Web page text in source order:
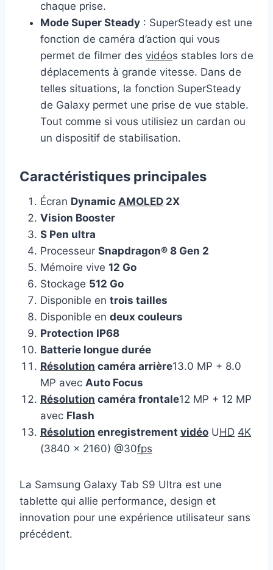
chaque prise.
Mode Super Steady : SuperSteady est une
fonction de caméra d’action qui vous
permet de filmer des vidéos stables lors de
déplacements à grande vitesse. Dans de
telles situations, la fonction SuperSteady
de Galaxy permet une prise de vue stable.
Tout comme si vous utilisiez un cardan ou
un dispositif de stabilisation.
Caractéristiques principales
Écran Dynamic AMOLED 2X
Vision Booster
S Pen ultra
Processeur Snapdragon® 8 Gen 2
Mémoire vive 12 Go
Stockage 512 Go
Disponible en trois tailles
Disponible en deux couleurs
Protection IP68
Batterie longue durée
Résolution caméra arrière13.0 MP + 8.0
MP avec Auto Focus
Résolution caméra frontale12 MP + 12 MP
avec Flash
Résolution enregistrement vidéo UHD 4K
(3840 x 2160) @30fps
La Samsung Galaxy Tab S9 Ultra est une
tablette qui allie performance, design et
innovation pour une expérience utilisateur sans
précédent.